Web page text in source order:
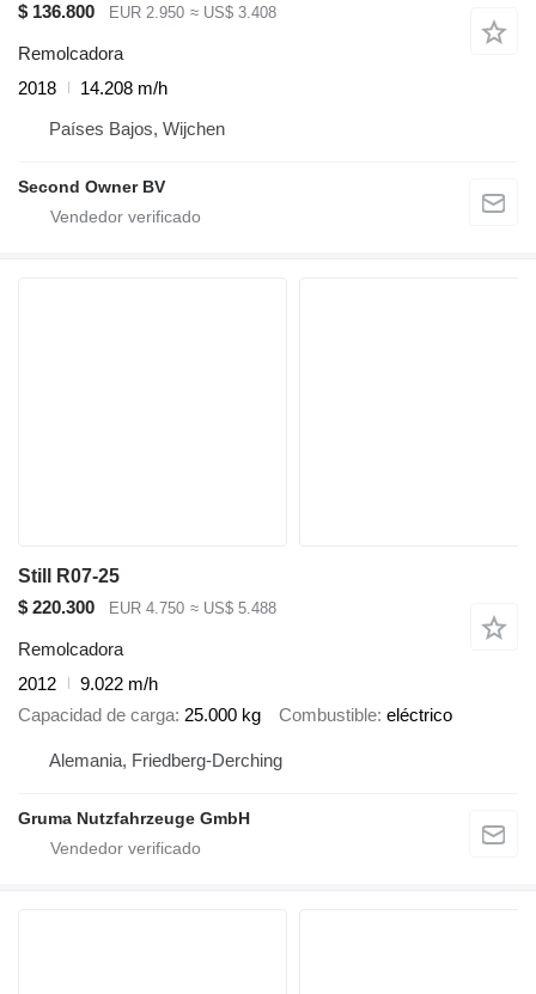
$ 136.800
EUR 2.950 ≈ US$ 3.408
Remolcadora
2018
14.208 m/h
Países Bajos, Wijchen
Second Owner BV
Still R07-25
$ 220.300
EUR 4.750 ≈ US$ 5.488
Remolcadora
2012
9.022 m/h
Capacidad de carga 25.000 kg Combustible eléctrico
Alemania, Friedberg-Derching
Gruma Nutzfahrzeuge GmbH